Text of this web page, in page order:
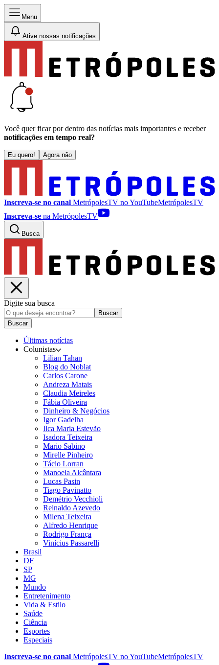
Menu
Ative nossas notificações
Você quer ficar por dentro das notícias mais importantes e receber
notificações em tempo real?
Eu quero! Agora não
Inscreva-se no canal MetrópolesTV noYouTubeMetrópolesTV
Inscreva-se na MetrópolesTV
Busca
Digite sua busca
Buscar
Buscar
Últimas notícias
Colunistas
Lilian Tahan
Blog do Noblat
Carlos Carone
Andreza Matais
Claudia Meireles
Fábia Oliveira
Dinheiro & Negócios
Igor Gadelha
Ilca Maria Estevão
Isadora Teixeira
Mario Sabino
Mirelle Pinheiro
Tácio Lorran
Manoela Alcântara
Lucas Pasin
Tiago Pavinatto
Demétrio Vecchioli
Reinaldo Azevedo
Milena Teixeira
Alfredo Henrique
Rodrigo França
Vinícius Passarelli
Brasil
DF
SP
MG
Mundo
Entretenimento
Vida & Estilo
Saúde
Ciência
Esportes
Especiais
Inscreva-se no canal MetrópolesTV noYouTubeMetrópolesTV